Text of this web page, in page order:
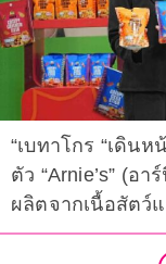
“เบทาโกร “เดิน
ตัว “Arnie’s” (อ
ผลิตจากเนื้อสัตว์